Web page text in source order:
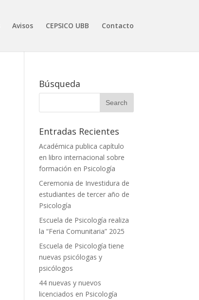
Avisos CEPSICO UBB Contacto
Búsqueda
Entradas Recientes
Académica publica capítulo
en libro internacional sobre
formación en Psicología
Ceremonia de Investidura de
estudiantes de tercer año de
Psicología
Escuela de Psicología realiza
la “Feria Comunitaria” 2025
Escuela de Psicología tiene
nuevas psicólogas y
psicólogos
44 nuevas y nuevos
licenciados en Psicología